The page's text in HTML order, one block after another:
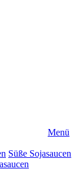
Menü
Süße Sojasaucen